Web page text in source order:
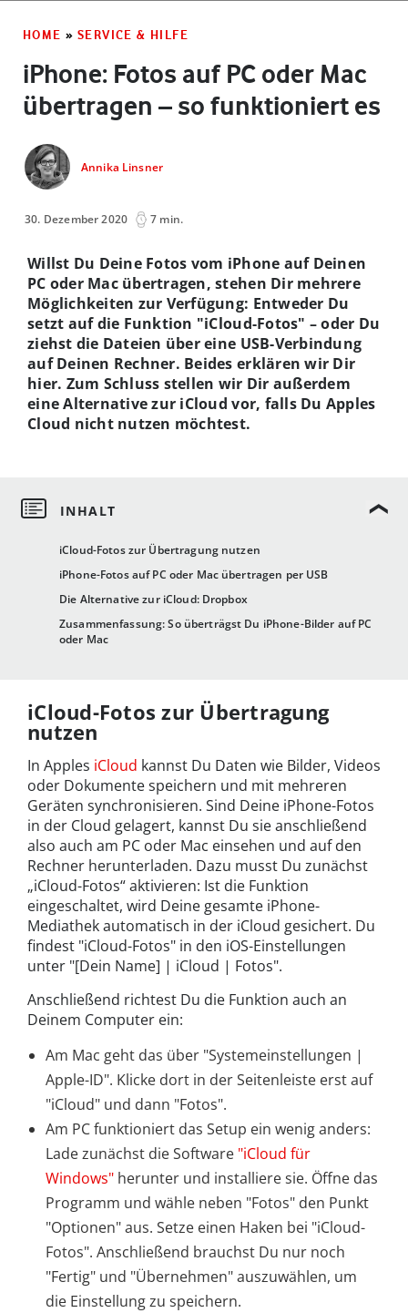
HOME » SERVICE & HILFE
iPhone: Fotos auf PC oder Mac
übertragen – so funktioniert es
Annika Linsner
30. Dezember 2020 7 min.
iCloud-Fotos zur Übertragung nutzen
iPhone-Fotos auf PC oder Mac übertragen per USB
Die Alternative zur iCloud: Dropbox
Zusammenfassung: So überträgst Du iPhone-Bilder auf PC
oder Mac
Willst Du Deine Fotos vom iPhone auf Deinen
PC oder Mac übertragen, stehen Dir mehrere
Möglichkeiten zur Verfügung: Entweder Du
setzt auf die Funktion "iCloud-Fotos" – oder Du
ziehst die Dateien über eine USB-Verbindung
auf Deinen Rechner. Beides erklären wir Dir
hier. Zum Schluss stellen wir Dir außerdem
eine Alternative zur iCloud vor, falls Du Apples
Cloud nicht nutzen möchtest.
iCloud-Fotos zur Übertragung
nutzen
In Apples iCloud kannst Du Daten wie Bilder, Videos
oder Dokumente speichern und mit mehreren
Geräten synchronisieren. Sind Deine iPhone-Fotos
in der Cloud gelagert, kannst Du sie anschließend
also auch am PC oder Mac einsehen und auf den
Rechner herunterladen. Dazu musst Du zunächst
„iCloud-Fotos“ aktivieren: Ist die Funktion
eingeschaltet, wird Deine gesamte iPhone-
Mediathek automatisch in der iCloud gesichert. Du
findest "iCloud-Fotos" in den iOS-Einstellungen
unter "[Dein Name] | iCloud | Fotos".
Anschließend richtest Du die Funktion auch an
Deinem Computer ein:
Am Mac geht das über "Systemeinstellungen |
Apple-ID". Klicke dort in der Seitenleiste erst auf
"iCloud" und dann "Fotos".
Am PC funktioniert das Setup ein wenig anders:
Lade zunächst die Software "iCloud für
Windows" herunter und installiere sie. Öffne das
Programm und wähle neben "Fotos" den Punkt
"Optionen" aus. Setze einen Haken bei "iCloud-
Fotos". Anschließend brauchst Du nur noch
"Fertig" und "Übernehmen" auszuwählen, um
die Einstellung zu speichern.